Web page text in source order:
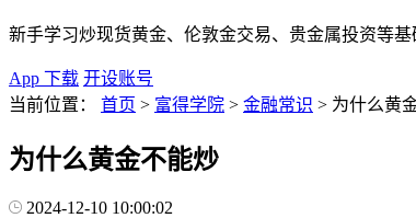
新手学习炒现货黄金、伦敦金交易、贵金属投资等
App 下载 开设账号
当前位置：
首页 > 富得学院 > 金融常识 > 为什么黄
为什么黄金不能炒
2024-12-10 10:00:02